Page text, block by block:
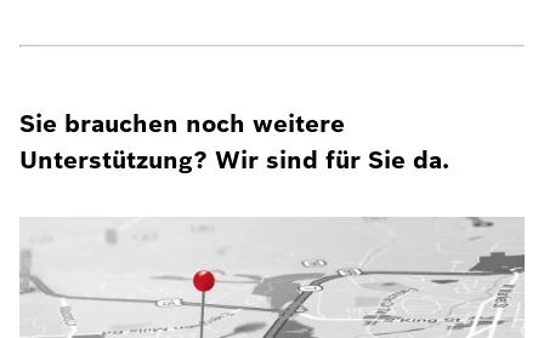
Sie brauchen noch weitere
Unterstützung? Wir sind für Sie da.